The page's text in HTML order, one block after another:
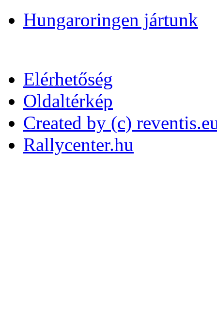
Hungaroringen jártunk
Elérhetőség
Oldaltérkép
Created by (c)
Rallycenter.hu